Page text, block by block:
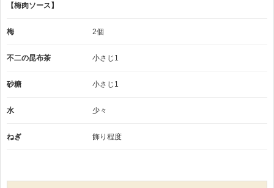
【梅肉ソース】
梅 2個
不二の昆布茶 小さじ1
砂糖 小さじ1
水 少々
ねぎ 飾り程度